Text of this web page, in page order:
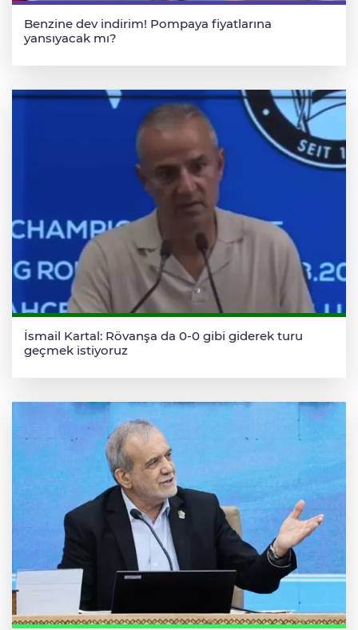
Benzine dev indirim! Pompaya fiyatlarına
yansıyacak mı?
İsmail Kartal: Rövanşa da 0-0 gibi giderek turu
geçmek istiyoruz